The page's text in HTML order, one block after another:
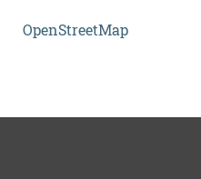
OpenStreetMap